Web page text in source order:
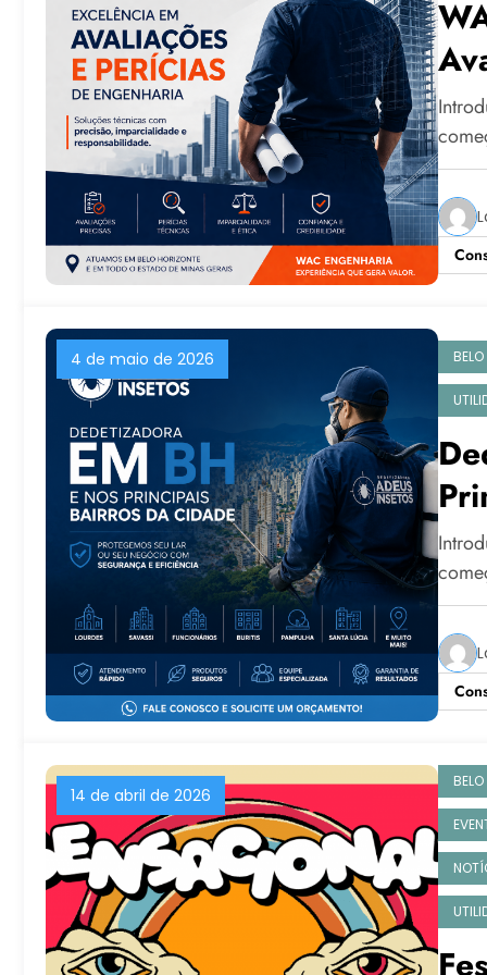
4 de maio de 2026
14 de abril de 2026